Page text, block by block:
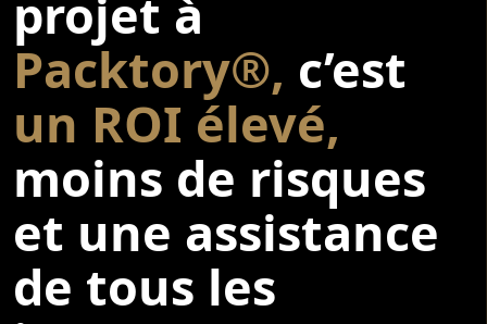
projet à
Packtory®, c’est
un ROI élevé,
moins de risques
et une assistance
de tous les